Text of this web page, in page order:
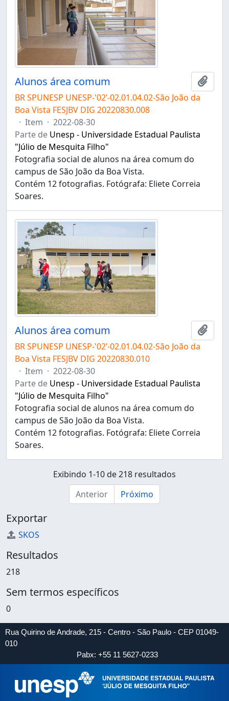
Alunos área comum
BR SPUNESP UNESP-'02’-02.01.04.02-São João da
Boa Vista FESJBV DIG 20220830.008
· Item · 2022-08-30
Parte de Unesp - Universidade Estadual Paulista
"Júlio de Mesquita Filho"
Fotografia social de alunos na área comum do
campus de São João da Boa Vista.
Contém 12 fotografias. Fotógrafa: Eliete Correia
Soares.
Alunos área comum
BR SPUNESP UNESP-'02’-02.01.04.02-São João da
Boa Vista FESJBV DIG 20220830.010
· Item · 2022-08-30
Parte de Unesp - Universidade Estadual Paulista
"Júlio de Mesquita Filho"
Fotografia social de alunos na área comum do
campus de São João da Boa Vista.
Contém 12 fotografias. Fotógrafa: Eliete Correia
Soares.
Exibindo 1-10 de 218 resultados
Anterior
Próximo
Exportar
SKOS
Resultados
218
Sem termos específicos
0
Rua Quirino de Andrade, 215 - Centro - São Paulo - CEP 01049-
010
Pabx: +55 11 5627-0233